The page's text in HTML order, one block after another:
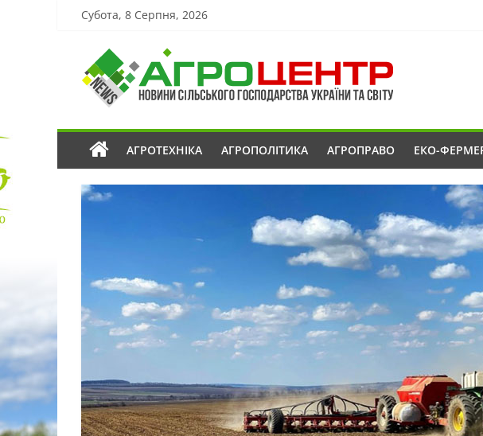
Субота, 8 Серпня, 2026
АГРОТЕХНІКА АГРОПОЛІТИКА АГРОПРАВО ЕКО-